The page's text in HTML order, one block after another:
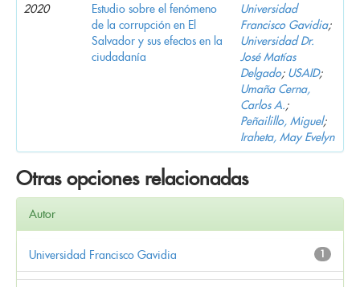
2020
Estudio sobre el fenómeno
de la corrupción en El
Salvador y sus efectos en la
ciudadanía
Universidad
Francisco Gavidia;
Universidad Dr.
José Matías
Delgado; USAID;
Umaña Cerna,
Carlos A.;
Peñailillo, Miguel;
Iraheta, May Evelyn
Otras opciones relacionadas
Autor
1
Universidad Francisco Gavidia